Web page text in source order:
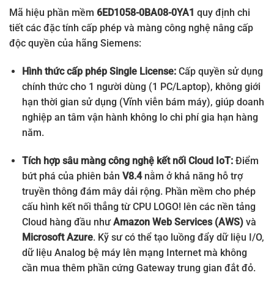
Mã hiệu phần mềm 6ED1058-0BA08-0YA1 quy định chi
tiết các đặc tính cấp phép và màng công nghệ nâng cấp
độc quyền của hãng Siemens:
Hình thức cấp phép Single License:Cấp quyền sử dụng
chính thức cho 1 người dùng (1 PC/Laptop), không giới
hạn thời gian sử dụng (Vĩnh viễn bám máy), giúp doanh
nghiệp an tâm vận hành không lo chi phí gia hạn hàng
năm.
Tích hợp sâu màng công nghệ kết nối Cloud IoT:Điểm
bứt phá của phiên bản V8.4nằm ở khả năng hỗ trợ
truyền thông đám mây dải rộng. Phần mềm cho phép
cấu hình kết nối thẳng từ CPU LOGO! lên các nền tảng
Cloud hàng đầu nhưAmazon Web Services (AWS)và
Microsoft Azure. Kỹ sư có thể tạo luồng đẩy dữ liệu I/O,
dữ liệu Analog bệ máy lên mạng Internet mà không
cần mua thêm phần cứng Gateway trung gian đắt đỏ.